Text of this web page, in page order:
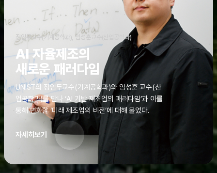
정임두교수(기계공학과), 임성훈교수(산업공학과)
AI 자율제조의
새로운 패러다임
UNIST의 정임두교수(기계공학과)와 임성훈 교수(산
업공학과)를 만나 ‘AI 기반 제조업의 패러다임’과 이를
통해 변화할 ‘미래 제조업의 비전’에 대해 물었다.
자세히보기